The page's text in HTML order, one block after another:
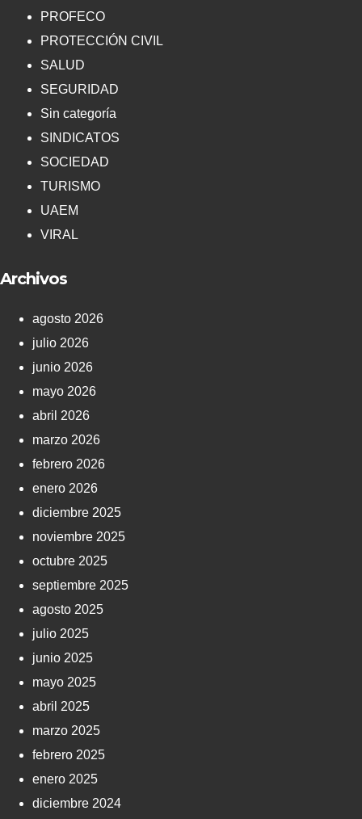
PROFECO
PROTECCIÓN CIVIL
SALUD
SEGURIDAD
Sin categoría
SINDICATOS
SOCIEDAD
TURISMO
UAEM
VIRAL
Archivos
agosto 2026
julio 2026
junio 2026
mayo 2026
abril 2026
marzo 2026
febrero 2026
enero 2026
diciembre 2025
noviembre 2025
octubre 2025
septiembre 2025
agosto 2025
julio 2025
junio 2025
mayo 2025
abril 2025
marzo 2025
febrero 2025
enero 2025
diciembre 2024